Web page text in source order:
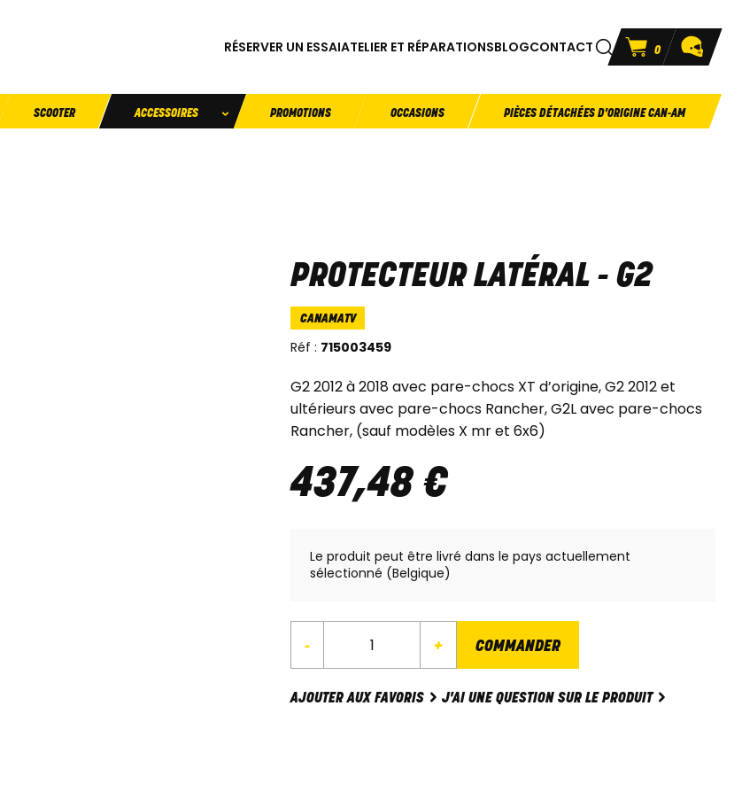
RÉSERVER UN ESSAIATELIER ET RÉPARATIONSBLOGCONTACT 0
SCOOTER ACCESSOIRES PROMOTIONS OCCASIONS PIÈCES DÉTACHÉES D'ORIGINE CAN-AM
PROTECTEUR LATÉRAL - G2
CANAMATV
Réf : 715003459
G2 2012 à 2018 avec pare-chocs XT d’origine, G2 2012 et
ultérieurs avec pare-chocs Rancher, G2L avec pare-chocs
Rancher, (sauf modèles X mr et 6x6)
437,48 €
Le produit peut être livré dans le pays actuellement
sélectionné (Belgique)
- + COMMANDER
AJOUTER AUX FAVORIS J'AI UNE QUESTION SUR LE PRODUIT